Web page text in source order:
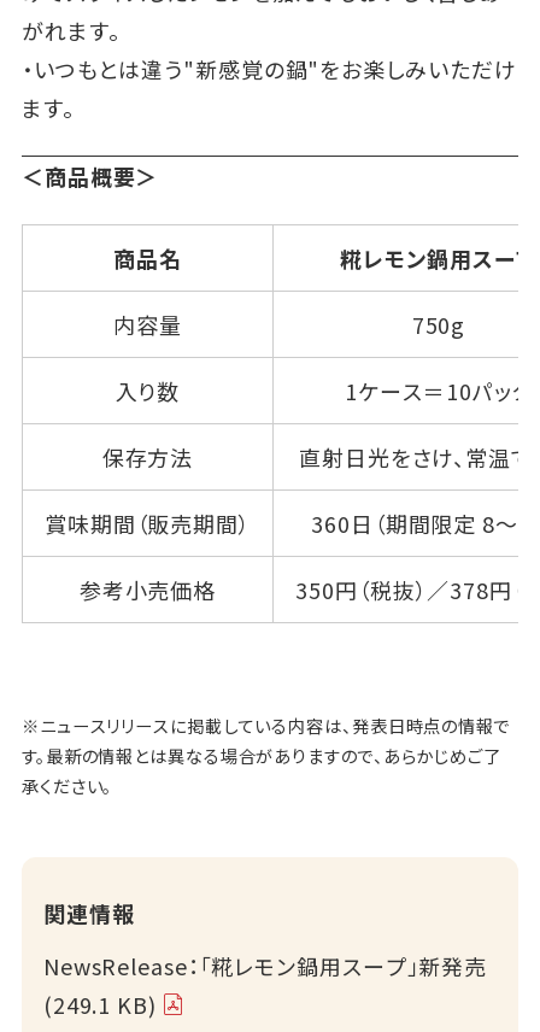
がれます。
・いつもとは違う"新感覚の鍋"をお楽しみいただけ
ます。
＜商品概要＞
商品名 糀レモン鍋用スープ
内容量 750g
入り数 1ケース＝10パック
保存方法 直射日光をさけ、常温
賞味期間（販売期間） 360日（期間限定 8～2
参考小売価格 350円（税抜）／378円（
※ニュースリリースに掲載している内容は、発表日時点の情報で
す。最新の情報とは異なる場合がありますので、あらかじめご了
承ください。
関連情報
NewsRelease：「糀レモン鍋用スープ」新発売
(249.1 KB)